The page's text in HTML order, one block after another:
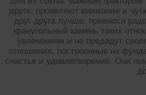
друге, проявляют внимание и
друг друга лучше, привнося
краеугольный камень таких
увлечениям и не предадут
отношения, построенные на
счастье и удовлетворение. Они